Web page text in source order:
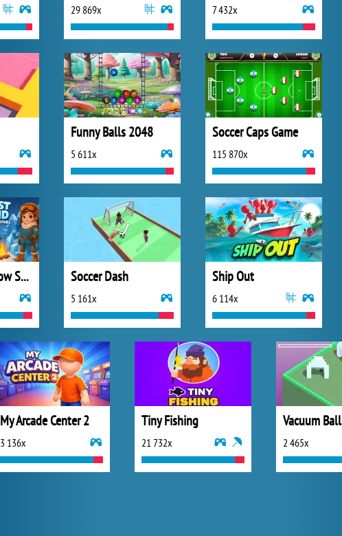
29 869x 7 432x
Funny Balls 2048
5 611x
Soccer Caps Game
115 870x
Frost Land: Snow Survival Soccer Dash
5 161x
Ship Out
6 114x
My Arcade Center 2
3 136x
Tiny Fishing
21 732x
Vacuum Ball
2 465x